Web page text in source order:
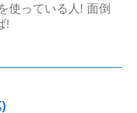
使っている人! 面倒
!